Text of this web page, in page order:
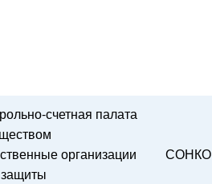
счетная палата
организации
СОНКО